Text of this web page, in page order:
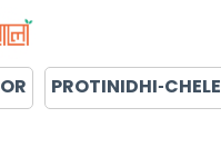
PROTINIDHI-CHELE